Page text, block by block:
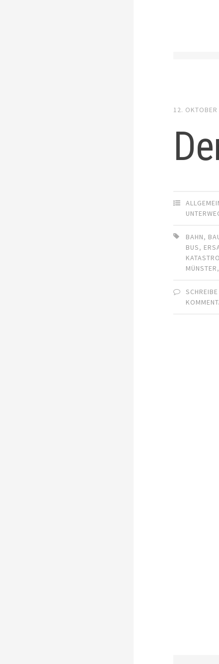
12.
BAHN,
BUS,
MÜNSTER,